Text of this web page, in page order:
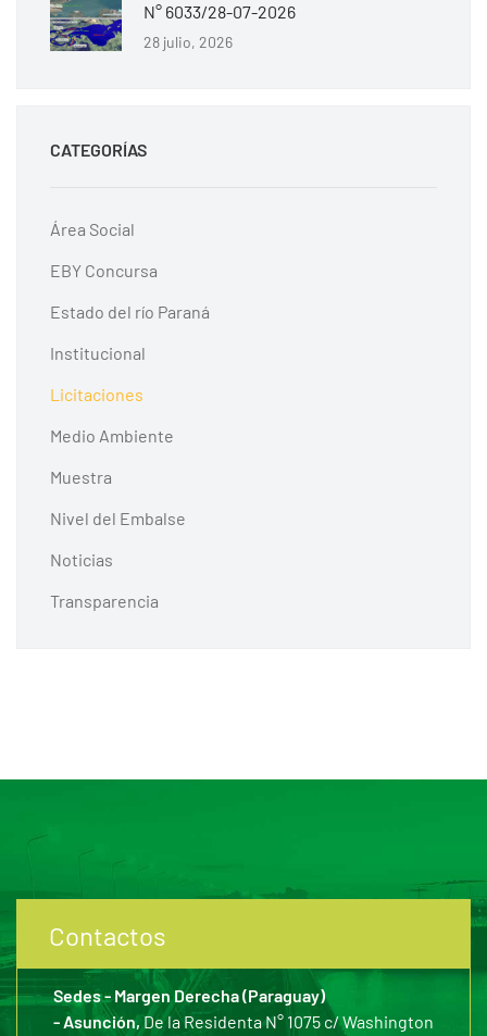
N° 6033/28-07-2026
28 julio, 2026
CATEGORÍAS
Área Social
EBY Concursa
Estado del río Paraná
Institucional
Licitaciones
Medio Ambiente
Muestra
Nivel del Embalse
Noticias
Transparencia
Contactos
Sedes - Margen Derecha (Paraguay)
- Asunción, De la Residenta N° 1075 c/ Washington